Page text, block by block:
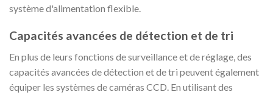
système d'alimentation flexible.
Capacités avancées de détection et de tri
En plus de leurs fonctions de surveillance et de réglage, des
capacités avancées de détection et de tri peuvent également
équiper les systèmes de caméras CCD. En utilisant des